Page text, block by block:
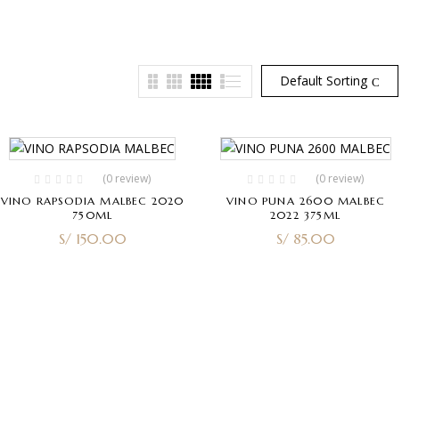
Default Sorting
(0 review)
VINO RAPSODIA MALBEC 2020
750ML
S/150.00
(0 review)
VINO PUNA 2600 MALBEC
2022 375ML
S/85.00